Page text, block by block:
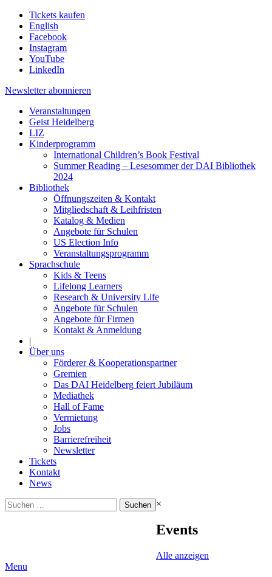
Tickets kaufen
English
Facebook
Instagram
YouTube
LinkedIn
Newsletter abonnieren
Veranstaltungen
Geist Heidelberg
LIZ
Kinderprogramm
International Children’s Book Festival
Summer Reading – Lesesommer der DAI Bibliothek
2024
Bibliothek
Öffnungszeiten & Kontakt
Mitgliedschaft & Leihfristen
Katalog & Medien
Angebote für Schulen
US Election Info
Veranstaltungsprogramm
Sprachschule
Kids & Teens
Lifelong Learners
Research & University Life
Angebote für Schulen
Angebote für Firmen
Kontakt & Anmeldung
|
Über uns
Förderer & Kooperationspartner
Gremien
Das DAI Heidelberg feiert Jubiläum
Mediathek
Hall of Fame
Vermietung
Jobs
Barrierefreiheit
Newsletter
Tickets
Kontakt
News
Suchen
nach:
×
Events
Alle anzeigen
Menu